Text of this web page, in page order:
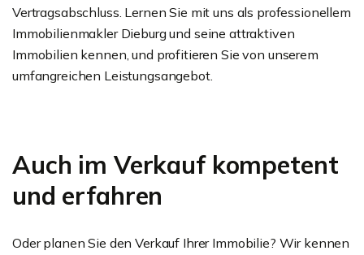
Vertragsabschluss. Lernen Sie mit uns als professionellem
Immobilienmakler Dieburg und seine attraktiven
Immobilien kennen, und profitieren Sie von unserem
umfangreichen Leistungsangebot.
Auch im Verkauf kompetent
und erfahren
Oder planen Sie den Verkauf Ihrer Immobilie? Wir kennen